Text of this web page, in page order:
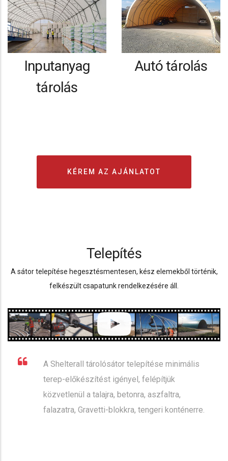
Inputanyag
tárolás
Autó tárolás
KÉREM AZ AJÁNLATOT
Telepítés
A sátor telepítése hegesztésmentesen, kész elemekből történik,
felkészült csapatunk rendelkezésére áll.
A Shelterall tárolósátor telepítése minimális
terep-előkészítést igényel, felépítjük
közvetlenül a talajra, betonra, aszfaltra,
falazatra, Gravetti-blokkra, tengeri konténerre.